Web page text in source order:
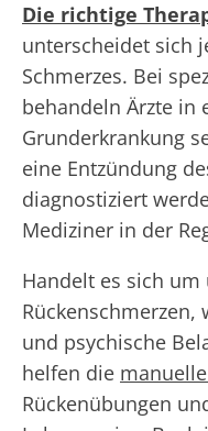
Die richtige
unterscheidet sich
Schmerzes. Bei
behandeln Ärzte in
Grunderkrankung
eine Entzündung
diagnostiziert
Mediziner in der
Handelt es sich um
Rückenschmerzen,
und psychische
helfen die
Rückenübungen